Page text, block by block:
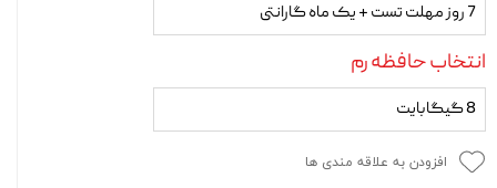
7 روز مهلت تست + یک ماه گارانتی
انتخاب حافظه رم
8 گیگابایت
افزودن به علاقه مندی ها